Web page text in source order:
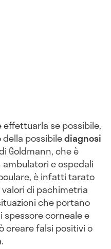
effettuarla se possibile,
possibilediagnosi
Goldmann, che è
e ospedali
è infatti tarato
di pachimetria
che portano
corneale e
creare falsi positivi o